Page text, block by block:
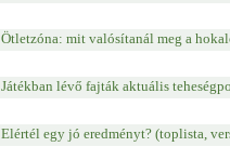
Ötletzóna: mit valósítanál meg a
Játékban lévő fajták aktuális
Elértél egy jó eredményt? (toplista,